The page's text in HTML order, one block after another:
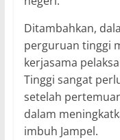
Ditambahkan,
perguruan tinggi
kerjasama
Tinggi sangat
setelah
dalam
imbuh Jampel.